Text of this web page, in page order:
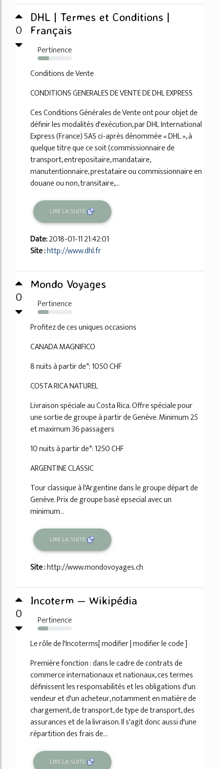
0
DHL | Termes et Conditions |
Français
Pertinence
33%
Conditions de Vente
CONDITIONS GENERALES DE VENTE DE DHL EXPRESS
Ces Conditions Générales de Vente ont pour objet de
définir les modalités d'exécution, par DHL International
Express (France) SAS ci-après dénommée « DHL », à
quelque titre que ce soit (commissionnaire de
transport, entrepositaire, mandataire,
manutentionnaire, prestataire ou commissionnaire en
douane ou non, transitaire,...
LIRE LA SUITE
Date:2018-01-11 21:42:01
Site :http://www.dhl.fr
0
Mondo Voyages
Pertinence
31%
Profitez de ces uniques occasions
CANADA MAGNIFICO
8 nuits à partir de*: 1050 CHF
COSTA RICA NATUREL
Livraison spéciale au Costa Rica. Offre spéciale pour
une sortie de groupe à partir de Genève. Minimum 25
et maximum 36 passagers
10 nuits à partir de*: 1250 CHF
ARGENTINE CLASSIC
Tour classique à l'Argentine dans le groupe départ de
Genève. Prix de groupe basé epsecial avec un
minimum...
LIRE LA SUITE
Site :http://www.mondovoyages.ch
0
Incoterm — Wikipédia
Pertinence
30%
Le rôle de l'Incoterms[ modifier | modifier le code ]
Première fonction : dans le cadre de contrats de
commerce internationaux et nationaux, ces termes
définissent les responsabilités et les obligations d'un
vendeur et d'un acheteur, notamment en matière de
chargement, de transport, de type de transport, des
assurances et de la livraison. Il s'agit donc aussi d'une
répartition des frais de...
LIRE LA SUITE